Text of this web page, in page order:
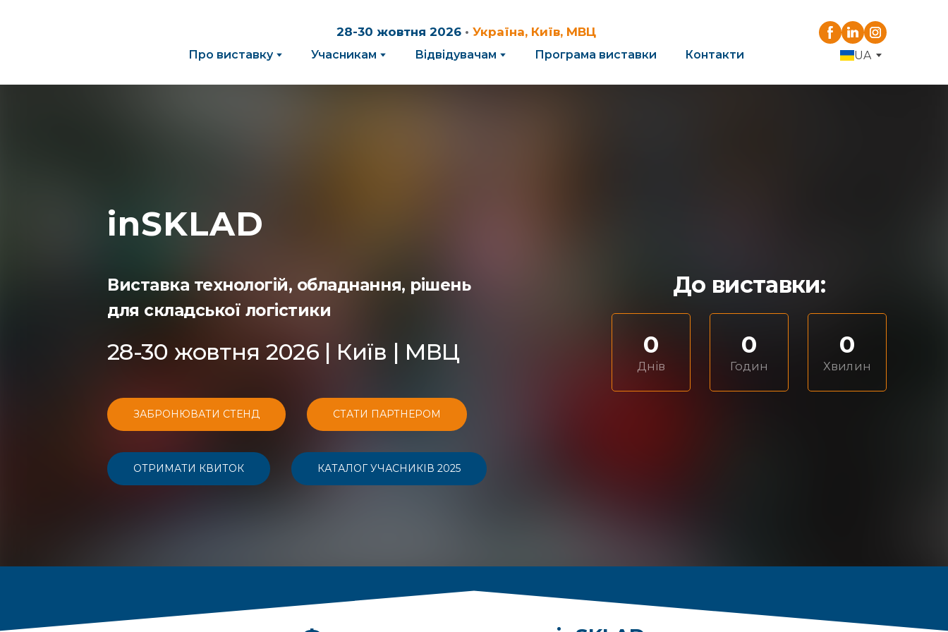
28-30 жовтня 2026 • Україна, Київ, МВЦ
Про виставку Учасникам Відвідувачам Програма виставки Контакти UA
inSKLAD
Виставка технологій, обладнання, рішень
для складської логістики
28-30 жовтня 2026 | Київ | МВЦ
ЗАБРОНЮВАТИ СТЕНД СТАТИ ПАРТНЕРОМ
ОТРИМАТИ КВИТОК КАТАЛОГ УЧАСНИКІВ 2025
До виставки:
0
Днів
0
Годин
0
Хвилин